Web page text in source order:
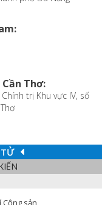
Thơ:
trị Khu vực IV, số
Cộng sản